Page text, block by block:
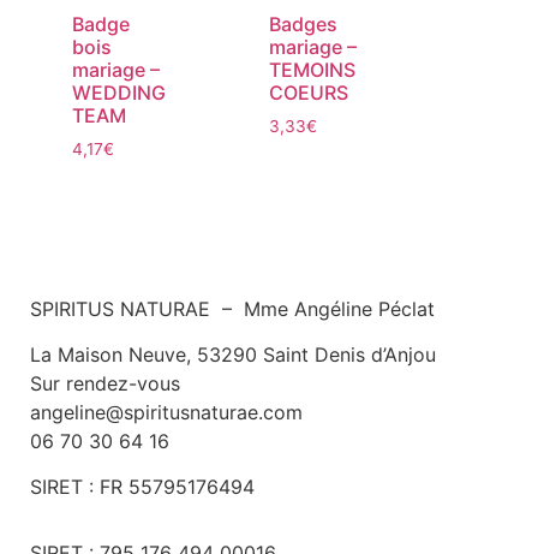
Badge
bois
mariage –
WEDDING
TEAM
4,17€
Badges
mariage –
TEMOINS
COEURS
3,33€
SPIRITUS NATURAE – Mme Angéline Péclat
La Maison Neuve, 53290 Saint Denis d’Anjou
Sur rendez-vous
angeline@spiritusnaturae.com
06 70 30 64 16
SIRET : FR 55795176494